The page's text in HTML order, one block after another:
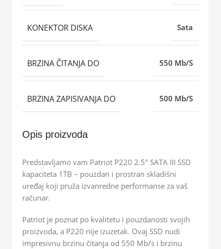
KONEKTOR DISKA Sata
BRZINA ČITANJA DO 550 Mb/S
BRZINA ZAPISIVANJA DO 500 Mb/S
Opis proizvoda
Predstavljamo vam Patriot P220 2.5″ SATA III SSD
kapaciteta 1TB – pouzdan i prostran skladišni
uređaj koji pruža izvanredne performanse za vaš
računar.
Patriot je poznat po kvalitetu i pouzdanosti svojih
proizvoda, a P220 nije izuzetak. Ovaj SSD nudi
impresivnu brzinu čitanja od 550 Mb/s i brzinu